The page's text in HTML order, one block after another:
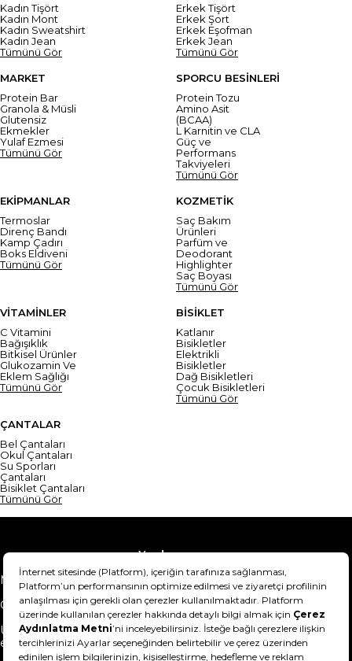
Kadın Tişört
Kadın Mont
Kadın Sweatshirt
Kadın Jean
Tümünü Gör
Erkek Tişört
Erkek Şort
Erkek Eşofman
Erkek Jean
Tümünü Gör
MARKET
Protein Bar
Granola & Müsli
Glutensiz
Ekmekler
Yulaf Ezmesi
Tümünü Gör
SPORCU BESİNLERİ
Protein Tozu
Amino Asit
(BCAA)
L Karnitin ve CLA
Güç ve
Performans
Takviyeleri
Tümünü Gör
EKİPMANLAR
Termoslar
Direnç Bandı
Kamp Çadırı
Boks Eldiveni
Tümünü Gör
KOZMETİK
Saç Bakım
Ürünleri
Parfüm ve
Deodorant
Highlighter
Saç Boyası
Tümünü Gör
VİTAMİNLER
C Vitamini
Bağışıklık
Bitkisel Ürünler
Glukozamin Ve
Eklem Sağlığı
Tümünü Gör
BİSİKLET
Katlanır
Bisikletler
Elektrikli
Bisikletler
Dağ Bisikletleri
Çocuk Bisikletleri
Tümünü Gör
ÇANTALAR
Bel Çantaları
Okul Çantaları
Su Sporları
Çantaları
Bisiklet Çantaları
Tümünü Gör
Yardım
Mesafeli Satış Sözleşmesi
Teslimat Bilgisi
Gizlilik Sözleşmesi
Şartlar & Koşullar
Ürünümü nasıl iade
edebilirim?
Hakkımızda